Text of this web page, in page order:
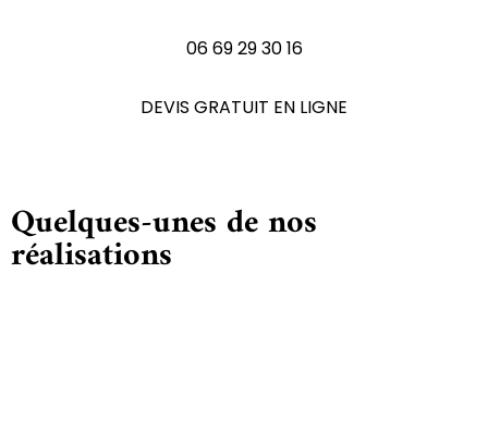
06 69 29 30 16
DEVIS GRATUIT EN LIGNE
Quelques-unes de nos
réalisations